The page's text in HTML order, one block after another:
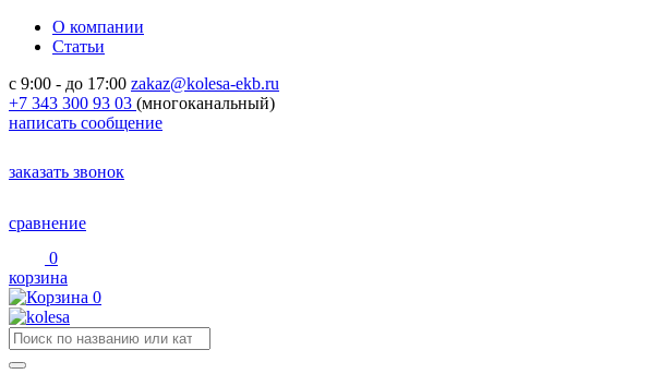
О компании
Статьи
с 9:00 - до 17:00 zakaz@kolesa-ekb.ru
+7 343 300 93 03 (многоканальный)
написать сообщение
заказать звонок
сравнение
0
корзина
0